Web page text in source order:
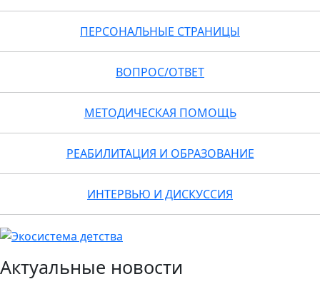
ПЕРСОНАЛЬНЫЕ СТРАНИЦЫ
ВОПРОС/ОТВЕТ
МЕТОДИЧЕСКАЯ ПОМОЩЬ
РЕАБИЛИТАЦИЯ И ОБРАЗОВАНИЕ
ИНТЕРВЬЮ И ДИСКУССИЯ
Актуальные новости